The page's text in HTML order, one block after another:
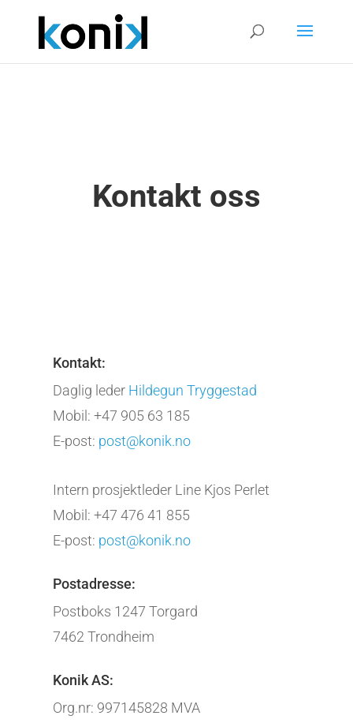
Kontakt oss
Kontakt:
Daglig leder Hildegun Tryggestad
Mobil: +47 905 63 185
E-post: post@konik.no
Intern prosjektleder Line Kjos Perlet
Mobil: +47 476 41 855
E-post: post@konik.no
Postadresse:
Postboks 1247 Torgard
7462 Trondheim
Konik AS:
Org.nr: 997145828 MVA